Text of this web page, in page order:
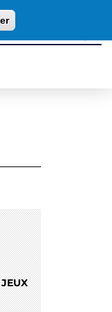
Tissu Économique